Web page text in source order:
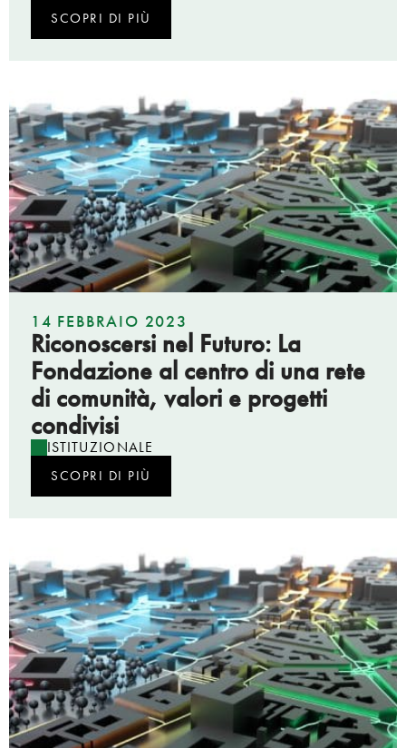
SCOPRI DI PIÙ
14 FEBBRAIO 2023
Riconoscersi nel Futuro: La
Fondazione al centro di una rete
di comunità, valori e progetti
condivisi
ISTITUZIONALE
SCOPRI DI PIÙ